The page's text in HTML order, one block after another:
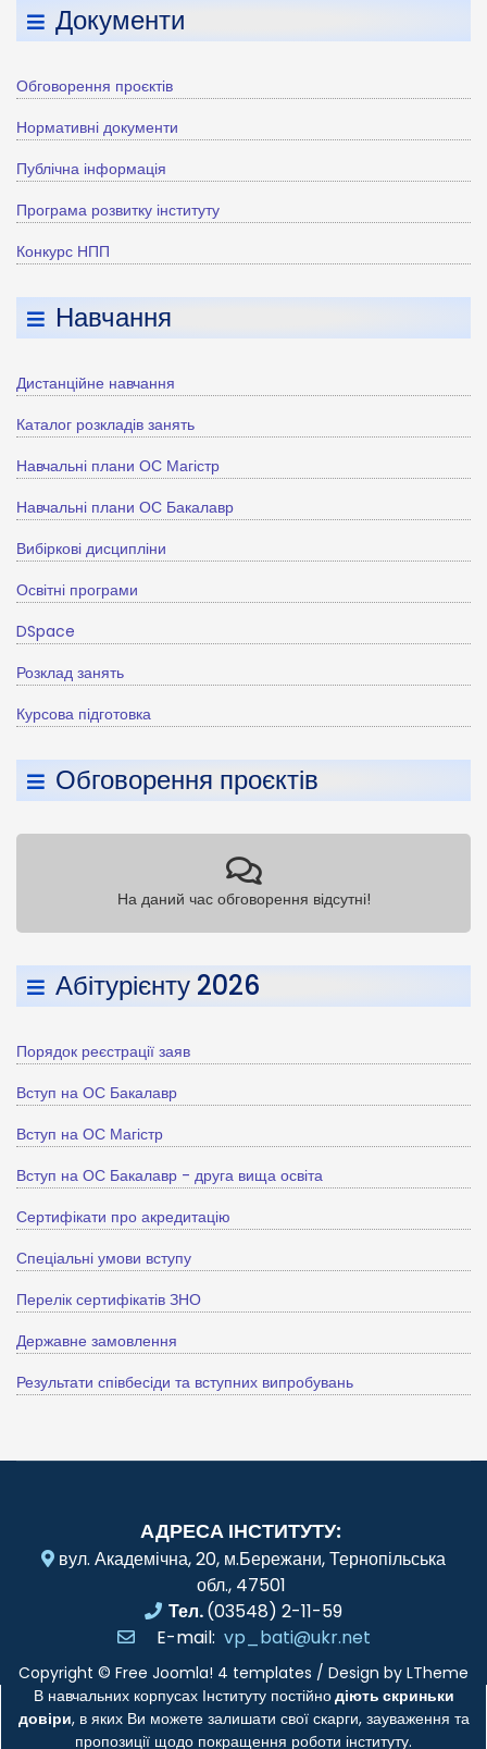
Документи
Обговорення проєктів
Нормативні документи
Публічна інформація
Програма розвитку інституту
Конкурс НПП
Навчання
Дистанційне навчання
Каталог розкладів занять
Навчальні плани ОС Магістр
Навчальні плани ОС Бакалавр
Вибіркові дисципліни
Освітні програми
DSpace
Розклад занять
Курсова підготовка
Обговорення проєктів
На даний час обговорення відсутні!
Абітурієнту 2026
Порядок реєстрації заяв
Вступ на ОС Бакалавр
Вступ на ОС Магістр
Вступ на ОС Бакалавр - друга вища освіта
Сертифікати про акредитацію
Спеціальні умови вступу
Перелік сертифікатів ЗНО
Державне замовлення
Результати співбесіди та вступних випробувань
АДРЕСА ІНСТИТУТУ:
вул. Академічна, 20, м.Бережани, Тернопільська
обл., 47501
Тел.(03548) 2-11-59
E-mail: vp_bati@ukr.net
Copyright © Free Joomla! 4 templates / Design by LTheme
В навчальних корпусах Інституту постійнодіють скриньки
довіри, в яких Ви можете залишати свої скарги, зауваження та
пропозиції щодо покращення роботи інституту.